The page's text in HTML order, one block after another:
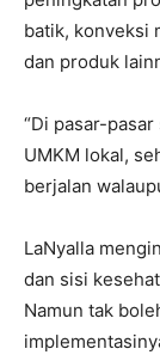
batik, konveksi
dan produk
“Di pasar-
UMKM lokal,
berjalan
LaNyalla
dan sisi
Namun tak